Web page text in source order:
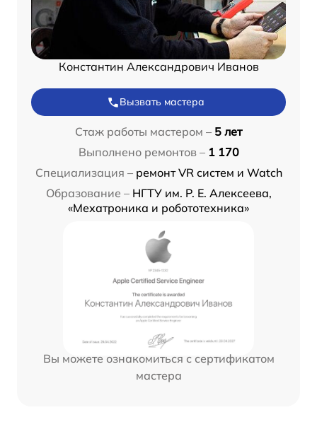
Константин Александрович Иванов
Вызвать мастера
Стаж работы мастером – 5 лет
Выполнено ремонтов – 1 170
Специализация – ремонт VR систем и Watch
Образование – НГТУ им. Р. Е. Алексеева,
«Мехатроника и робототехника»
Вы можете ознакомиться с сертификатом
мастера